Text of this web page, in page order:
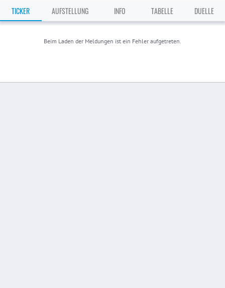
TICKER AUFSTELLUNG INFO TABELLE DUELLE
Beim Laden der Meldungen ist ein Fehler aufgetreten.